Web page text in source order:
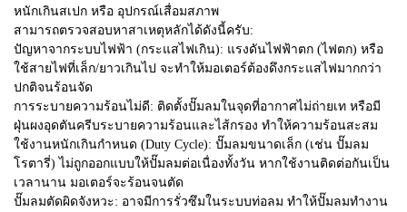
หนักเกินสเปก หรือ อุปกรณ์เสื่อมสภาพ
สามารถตรวจสอบหาสาเหตุหลักได้ดังนี้ครับ:
ปัญหาจากระบบไฟฟ้า (กระแสไฟเกิน): แรงดันไฟฟ้าตก (ไฟตก) หรือ
ใช้สายไฟที่เล็ก/ยาวเกินไป จะทำให้มอเตอร์ต้องดึงกระแสไฟมากกว่า
ปกติจนร้อนจัด
การระบายความร้อนไม่ดี: ติดตั้งปั๊มลมในจุดที่อากาศไม่ถ่ายเท หรือมี
ฝุ่นผงอุดตันครีบระบายความร้อนและไส้กรอง ทำให้ความร้อนสะสม
ใช้งานหนักเกินกำหนด (Duty Cycle): ปั๊มลมขนาดเล็ก (เช่น ปั๊มลม
โรตารี่) ไม่ถูกออกแบบให้ปั๊มลมต่อเนื่องทั้งวัน หากใช้งานติดต่อกันเป็น
เวลานาน มอเตอร์จะร้อนจนตัด
ปั๊มลมตัดผิดจังหวะ: อาจมีการรั่วซึมในระบบท่อลม ทำให้ปั๊มลมทำงาน